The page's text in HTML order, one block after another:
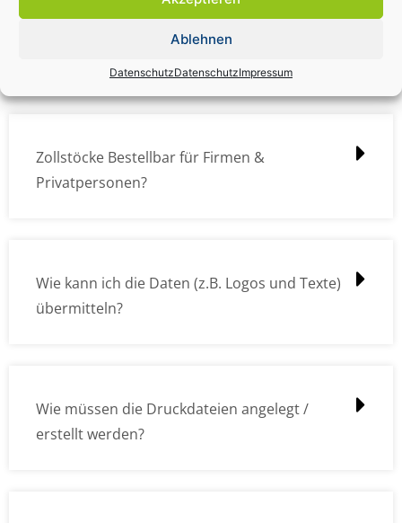
Ablehnen
DatenschutzDatenschutzImpressum
Zollstock Druckdatencheck / Profidatencheck
Zollstöcke Bestellbar für Firmen &
Privatpersonen?
Wie kann ich die Daten (z.B. Logos und Texte)
übermitteln?
Wie müssen die Druckdateien angelegt /
erstellt werden?